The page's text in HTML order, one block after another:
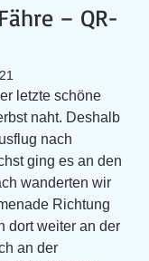
– QR-
letzte schöne
naht. Deshalb
nach
ging es an den
wanderten wir
Richtung
dort weiter an der
an der